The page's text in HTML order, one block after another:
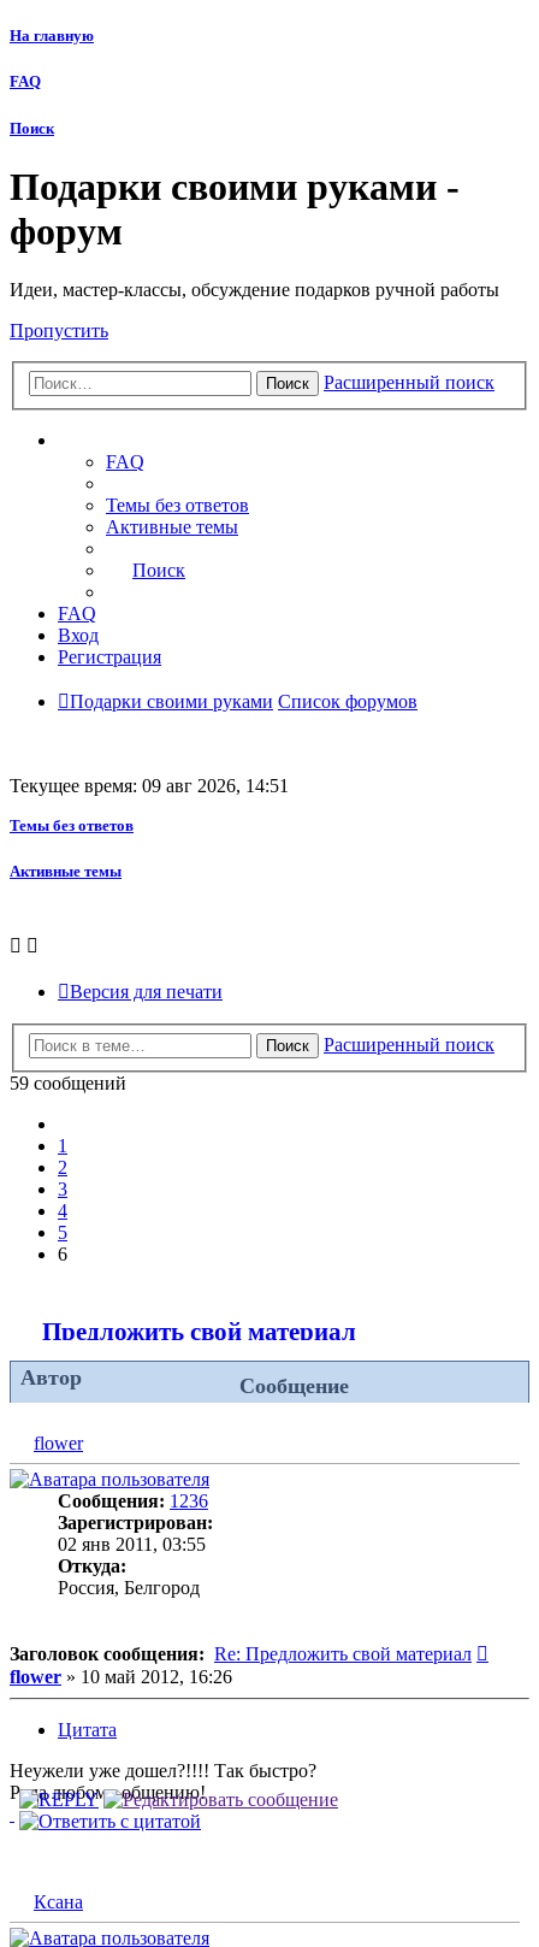
На главную
FAQ
Поиск
Подарки своими руками -
форум
Идеи, мастер-классы, обсуждение подарков ручной работы
Пропустить
Поиск Расширенный поиск
FAQ
Темы без ответов
Активные темы
Поиск
FAQ
Вход
Регистрация
Подарки своими руками Список форумов
Текущее время: 09 авг 2026, 14:51
Темы без ответов
Активные темы
Версия для печати
Поиск
Расширенный поиск
59 сообщений
1
2
3
4
5
6
Предложить свой материал
Автор Сообщение
flower
Сообщения: 1236
Зарегистрирован:
02 янв 2011, 03:55
Откуда:
Россия, Белгород
Заголовок сообщения: Re: Предложить свой материал
flower » 10 май 2012, 16:26
Цитата
Неужели уже дошел?!!!! Так быстро?
Рада любому общению!
Ксана